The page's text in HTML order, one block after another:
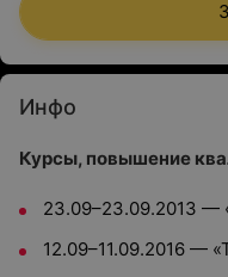
Инфо
Курсы, повышение
23.09–23.09.2013 —
12.09–11.09.2016 —